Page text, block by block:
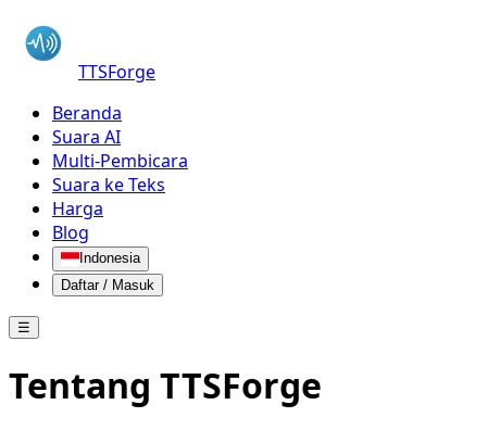
TTSForge
Beranda
Suara AI
Multi-Pembicara
Suara ke Teks
Harga
Blog
Indonesia
Daftar / Masuk
☰
Tentang TTSForge